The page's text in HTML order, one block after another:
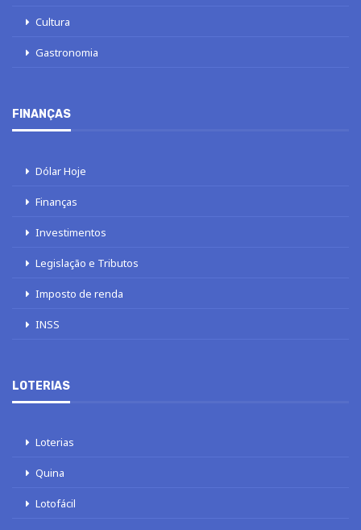
Cultura
Gastronomia
FINANÇAS
Dólar Hoje
Finanças
Investimentos
Legislação e Tributos
Imposto de renda
INSS
LOTERIAS
Loterias
Quina
Lotofácil